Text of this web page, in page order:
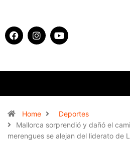
Home
Deportes
Mallorca sorprendió y dañó el
merengues se alejan del liderato de